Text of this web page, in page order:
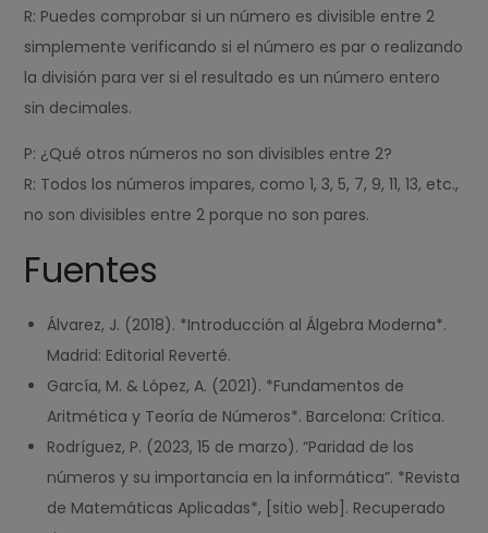
R: Puedes comprobar si un número es divisible entre 2
simplemente verificando si el número es par o realizando
la división para ver si el resultado es un número entero
sin decimales.
P: ¿Qué otros números no son divisibles entre 2?
R: Todos los números impares, como 1, 3, 5, 7, 9, 11, 13, etc.,
no son divisibles entre 2 porque no son pares.
Fuentes
Álvarez, J. (2018). *Introducción al Álgebra Moderna*.
Madrid: Editorial Reverté.
García, M. & López, A. (2021). *Fundamentos de
Aritmética y Teoría de Números*. Barcelona: Crítica.
Rodríguez, P. (2023, 15 de marzo). “Paridad de los
números y su importancia en la informática”. *Revista
de Matemáticas Aplicadas*, [sitio web]. Recuperado